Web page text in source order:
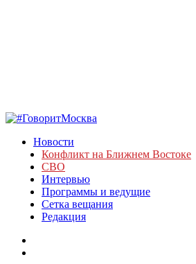
Новости
Конфликт на Ближнем Востоке
СВО
Интервью
Программы и ведущие
Сетка вещания
Редакция